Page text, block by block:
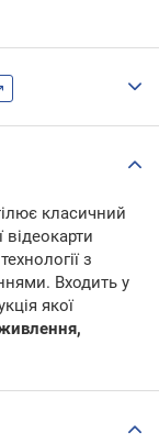
класичний
відеокарти
з
Входить у
якої